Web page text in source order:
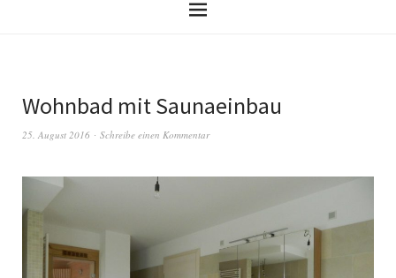
Wohnbad mit Saunaeinbau
25. August 2016 Schreibe einen Kommentar